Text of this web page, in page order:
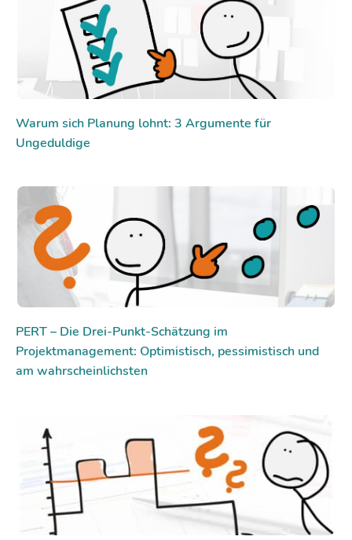
Warum sich Planung lohnt: 3 Argumente für
Ungeduldige
PERT – Die Drei-Punkt-Schätzung im
Projektmanagement: Optimistisch, pessimistisch und
am wahrscheinlichsten